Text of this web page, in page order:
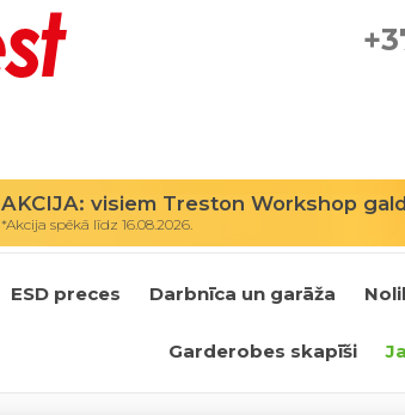
AKCIJA: visiem Treston Workshop
*Akcija spēkā līdz 16.08.2026.
ESD preces Darbnīca un garāža
Garderobes skapīši